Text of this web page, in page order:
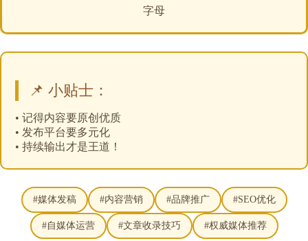
字母
📌 小贴士：
• 记得内容要原创优质
• 发布平台要多元化
• 持续输出才是王道！
#媒体发稿 #内容营销 #品牌推广 #SEO优化
#自媒体运营 #文章收录技巧 #权威媒体推荐